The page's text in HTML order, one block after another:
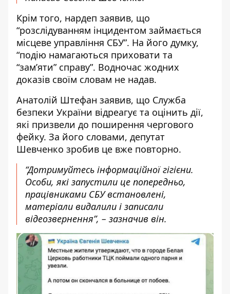
Крім того, нардеп заявив, що
“розслідуванням інцидентом займається
місцеве управління СБУ”. На його думку,
“подію намагаються приховати та
“зам’яти” справу”. Водночас жодних
доказів своїм словам не надав.
Анатолій Штефан заявив, що Служба
безпеки України відреагує та оцінить дії,
які призвели до поширення чергового
фейку. За його словами, депутат
Шевченко зробив це вже повторно.
“Дотримуйтесь інформаційної гігієни.
Особи, які запустили це попередньо,
працівниками СБУ встановлені,
матеріали видалили і записали
відеозвернення”, – зазначив він.